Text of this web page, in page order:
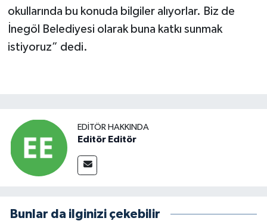
okullarında bu konuda bilgiler alıyorlar. Biz de
İnegöl Belediyesi olarak buna katkı sunmak
istiyoruz” dedi.
EDITÖR HAKKINDA
Editör Editör
Bunlar da ilginizi çekebilir